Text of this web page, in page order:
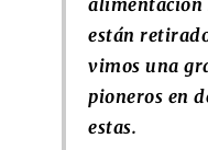
alimentación
están
vimos una
pioneros en
estas.